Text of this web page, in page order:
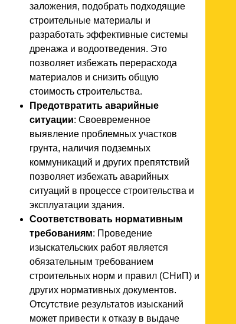
заложения, подобрать подходящие
строительные материалы и
разработать эффективные системы
дренажа и водоотведения. Это
позволяет избежать перерасхода
материалов и снизить общую
стоимость строительства.
Предотвратить аварийные
ситуации: Своевременное
выявление проблемных участков
грунта, наличия подземных
коммуникаций и других препятствий
позволяет избежать аварийных
ситуаций в процессе строительства и
эксплуатации здания.
Соответствовать нормативным
требованиям: Проведение
изыскательских работ является
обязательным требованием
строительных норм и правил (СНиП) и
других нормативных документов.
Отсутствие результатов изысканий
может привести к отказу в выдаче